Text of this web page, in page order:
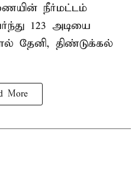
நீர்மட்டம்
123 அடியை
தேனி, திண்டுக்கல்
More